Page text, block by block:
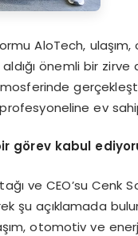
AloTech,
önemli bir zirve
profesyoneline ev
görev kabul
ve CEO’su Cenk
şu açıklamada
otomotiv ve